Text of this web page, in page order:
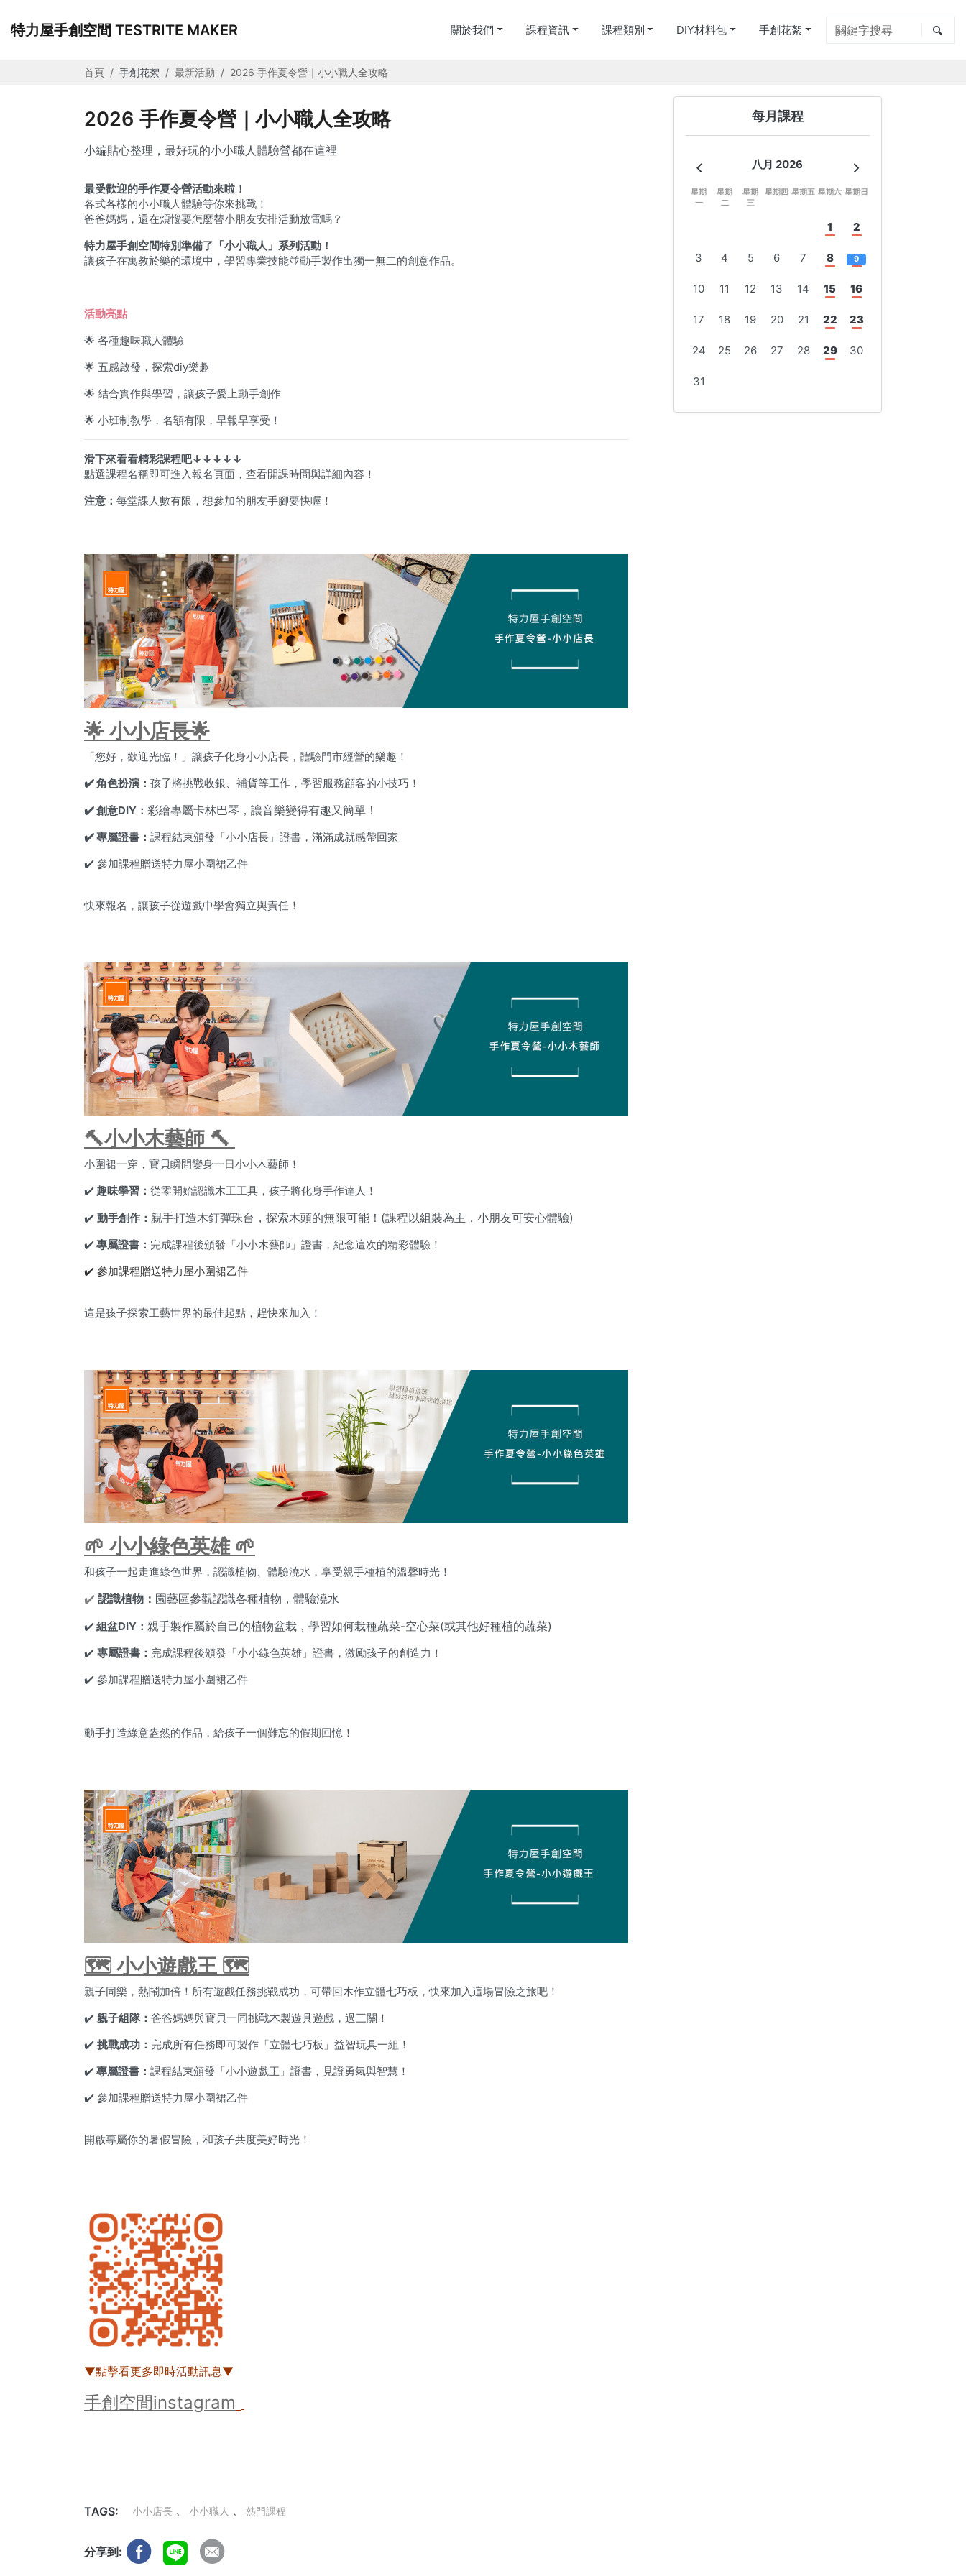
特力屋手創空間 TESTRITE MAKER 關於我們 課程資訊 課程類別 DIY材料包 手創花絮
首頁 手創花絮 最新活動 2026 手作夏令營｜小小職人全攻略
2026 手作夏令營｜小小職人全攻略
小編貼心整理，最好玩的小小職人體驗營都在這裡
最受歡迎的手作夏令營活動來啦！
各式各樣的小小職人體驗等你來挑戰！
爸爸媽媽，還在煩惱要怎麼替小朋友安排活動放電嗎？
特力屋手創空間特別準備了「小小職人」系列活動！
讓孩子在寓教於樂的環境中，學習專業技能並動手製作出獨一無二的創意作品。
活動亮點
🌟 各種趣味職人體驗
🌟 五感啟發，探索diy樂趣
🌟 結合實作與學習，讓孩子愛上動手創作
🌟 小班制教學，名額有限，早報早享受！
滑下來看看精彩課程吧↓↓↓↓↓
點選課程名稱即可進入報名頁面，查看開課時間與詳細內容！
注意： 每堂課人數有限，想參加的朋友手腳要快喔！
🌟 小小店長🌟
「您好，歡迎光臨！」讓孩子化身小小店長，體驗門市經營的樂趣！
✔️ 角色扮演： 孩子將挑戰收銀、補貨等工作，學習服務顧客的小技巧！
✔️ 創意DIY： 彩繪專屬卡林巴琴，讓音樂變得有趣又簡單！
✔️ 專屬證書： 課程結束頒發「小小店長」證書，滿滿成就感帶回家
✔️ 參加課程贈送特力屋小圍裙乙件
快來報名，讓孩子從遊戲中學會獨立與責任！
🔨小小木藝師 🔨
小圍裙一穿，寶貝瞬間變身一日小小木藝師！
✔️ 趣味學習： 從零開始認識木工工具，孩子將化身手作達人！
✔️ 動手創作： 親手打造木釘彈珠台，探索木頭的無限可能！(課程以組裝為主，小朋友可安心體驗)
✔️專屬證書： 完成課程後頒發「小小木藝師」證書，紀念這次的精彩體驗！
✔️ 參加課程贈送特力屋小圍裙乙件
這是孩子探索工藝世界的最佳起點，趕快來加入！
🌱 小小綠色英雄 🌱
和孩子一起走進綠色世界，認識植物、體驗澆水，享受親手種植的溫馨時光！
✔️ 認識植物： 園藝區參觀認識各種植物，體驗澆水
✔️組盆DIY： 親手製作屬於自己的植物盆栽，學習如何栽種蔬菜-空心菜(或其他好種植的蔬菜)
✔️ 專屬證書： 完成課程後頒發「小小綠色英雄」證書，激勵孩子的創造力！
✔️ 參加課程贈送特力屋小圍裙乙件
動手打造綠意盎然的作品，給孩子一個難忘的假期回憶！
🗺️ 小小遊戲王 🗺️
親子同樂，熱鬧加倍！所有遊戲任務挑戰成功，可帶回木作立體七巧板，快來加入這場冒險之旅吧！
✔️ 親子組隊： 爸爸媽媽與寶貝一同挑戰木製遊具遊戲，過三關！
✔️ 挑戰成功： 完成所有任務即可製作「立體七巧板」益智玩具一組！
✔️專屬證書： 課程結束頒發「小小遊戲王」證書，見證勇氣與智慧！
✔️ 參加課程贈送特力屋小圍裙乙件
開啟專屬你的暑假冒險，和孩子共度美好時光！
▼點擊看更多即時活動訊息▼
手創空間instagram
TAGS: 小小店長 小小職人 熱門課程
分享到:
每月課程
八月 2026
星期
一
星期
二
星期
三
星期四 星期五 星期六 星期日
1 2
3 4 5 6 7 8 9
10 11 12 13 14 15 16
17 18 19 20 21 22 23
24 25 26 27 28 29 30
31